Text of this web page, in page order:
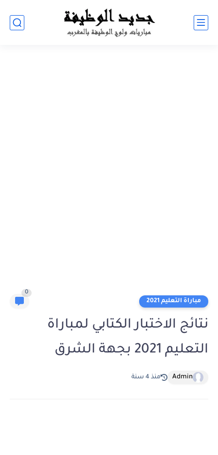
مباراة التعليم 2021
0
نتائج الاختبار الكتابي لمباراة
التعليم 2021 بجهة الشرق
Admin منذ 4 سنة